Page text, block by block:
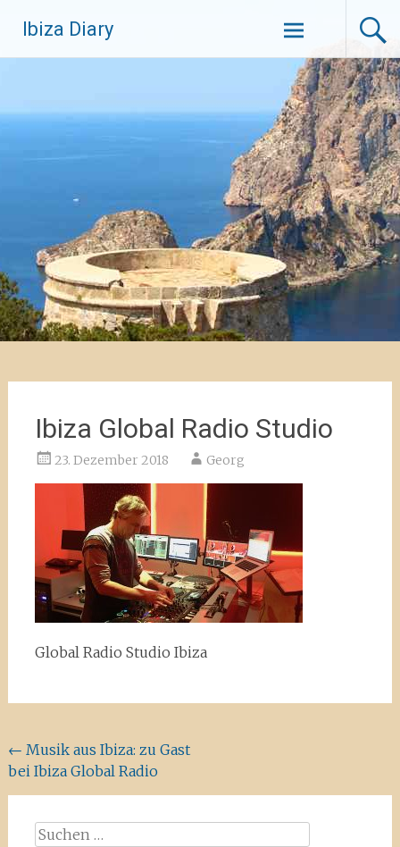
Inhalt
springen
Ibiza Diary
Ibiza Global Radio Studio
23. Dezember 2018 Georg
Global Radio Studio Ibiza
Beitragsnavigation
← Musik aus Ibiza: zu Gast
bei Ibiza Global Radio
Suchen